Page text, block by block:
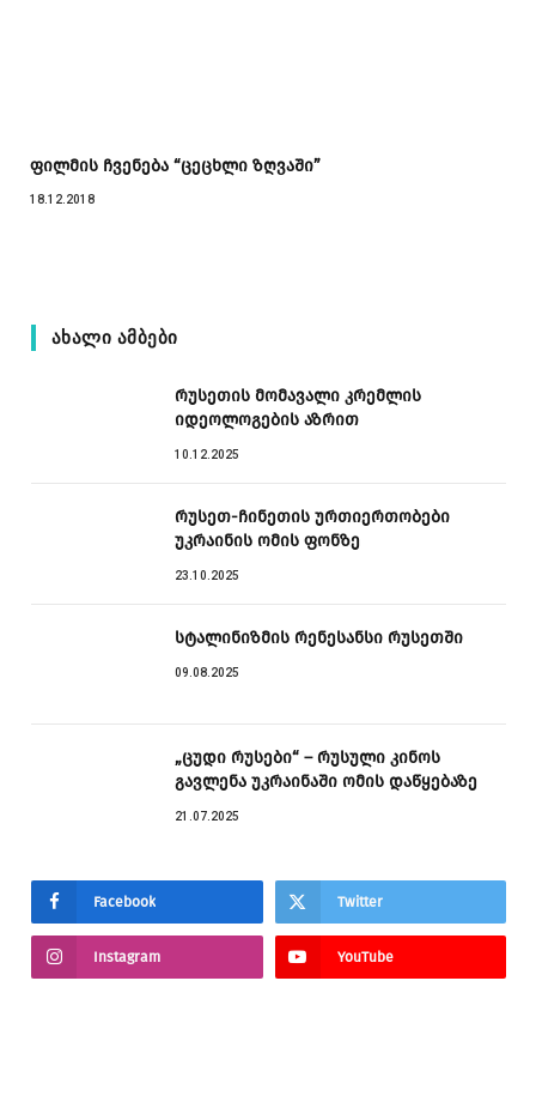
ფილმის ჩვენება “ცეცხლი ზღვაში”
18.12.2018
ᲐᲮᲐᲚᲘ ᲐᲛᲑᲔᲑᲘ
რუსეთის მომავალი კრემლის
იდეოლოგების აზრით
10.12.2025
რუსეთ-ჩინეთის ურთიერთობები
უკრაინის ომის ფონზე
23.10.2025
სტალინიზმის რენესანსი რუსეთში
09.08.2025
„ცუდი რუსები“ – რუსული კინოს
გავლენა უკრაინაში ომის დაწყებაზე
21.07.2025
Facebook Twitter
Instagram YouTube